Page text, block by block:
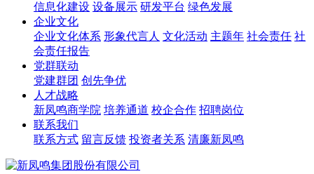
信息化建设 设备展示 研发平台 绿色发展
企业文化
企业文化体系 形象代言人 文化活动 主题年 社会责任 社
会责任报告
党群联动
党建群团 创先争优
人才战略
新凤鸣商学院 培养通道 校企合作 招聘岗位
联系我们
联系方式 留言反馈 投资者关系 清廉新凤鸣